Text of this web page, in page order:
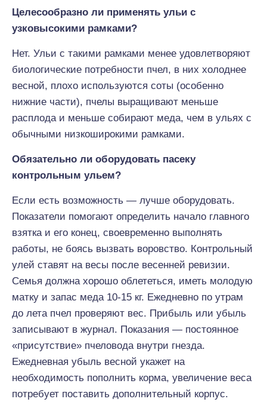
Целесообразно ли применять ульи с
узковысокими рамками?
Нет. Ульи с такими рамками менее удовлетворяют
биологические потребности пчел, в них холоднее
весной, плохо используются соты (особенно
нижние части), пчелы выращивают меньше
расплода и меньше собирают меда, чем в ульях с
обычными низкоширокими рамками.
Обязательно ли оборудовать пасеку
контрольным ульем?
Если есть возможность — лучше оборудовать.
Показатели помогают определить начало главного
взятка и его конец, своевременно выполнять
работы, не боясь вызвать воровство. Контрольный
улей ставят на весы после весенней ревизии.
Семья должна хорошо облететься, иметь молодую
матку и запас меда 10-15 кг. Ежедневно по утрам
до лета пчел проверяют вес. Прибыль или убыль
записывают в журнал. Показания — постоянное
«присутствие» пчеловода внутри гнезда.
Ежедневная убыль весной укажет на
необходимость пополнить корма, увеличение веса
потребует поставить дополнительный корпус.